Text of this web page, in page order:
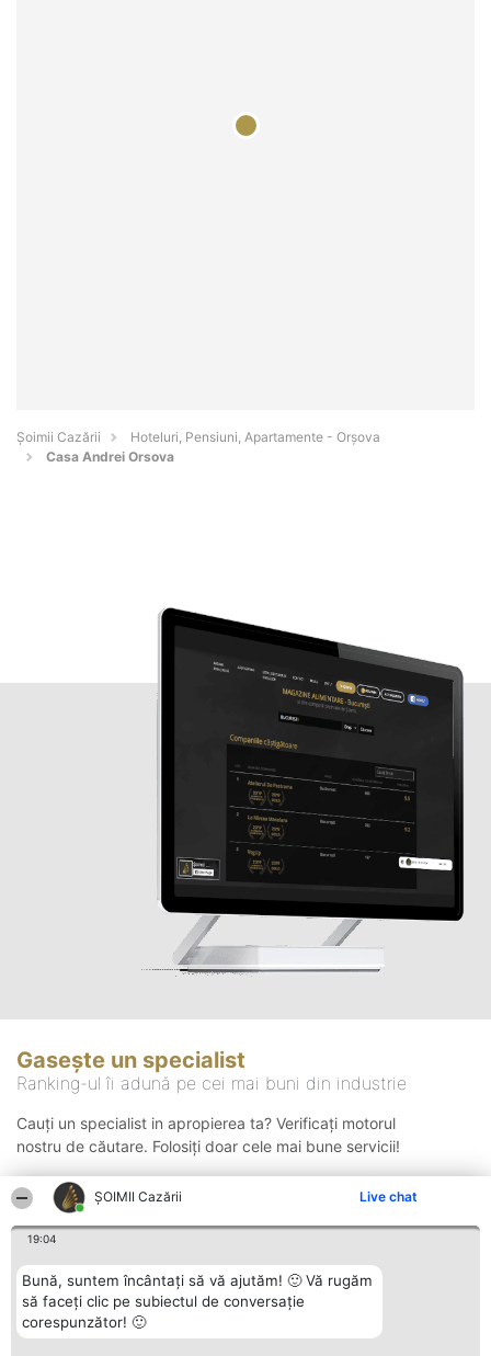
ȘOIMII Cazării Live chat
19:04
Bună, suntem încântați să vă ajutăm! 🙂 Vă rugăm
să faceți clic pe subiectul de conversație
corespunzător! 🙂
Șoimii Cazării
Hoteluri, Pensiuni, Apartamente - Orşova
Casa Andrei Orsova
Gasește un specialist
Ranking-ul îi adună pe cei mai buni din industrie
Cauți un specialist in apropierea ta? Verificați motorul
nostru de căutare. Folosiți doar cele mai bune servicii!